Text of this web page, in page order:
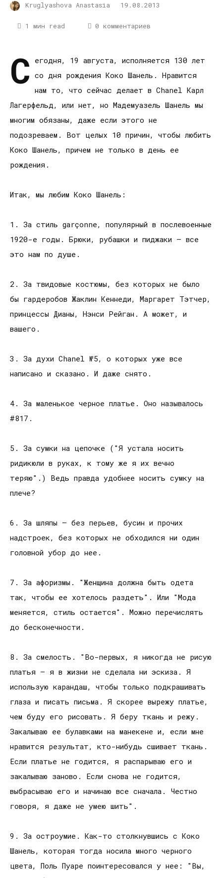
Kruglyashova Anastasia 19.08.2013
1 мин read 0 комментариев
С егодня, 19 августа, исполняется 130 лет
со дня рождения Коко Шанель. Нравится
нам то, что сейчас делает в Chanel Карл
Лагерфельд, или нет, но Мадемуазель Шанель мы
многим обязаны, даже если этого не
подозреваем. Вот целых 10 причин, чтобы любить
Коко Шанель, причем не только в день ее
рождения.
Итак, мы любим Коко Шанель:
1. За стиль garçonne, популярный в послевоенные
1920-е годы. Брюки, рубашки и пиджаки – все
это нам по душе.
2. За твидовые костюмы, без которых не было
бы гардеробов Жаклин Кеннеди, Маргарет Тэтчер,
принцессы Дианы, Нэнси Рейган. А может, и
вашего.
3. За духи Chanel №5, о которых уже все
написано и сказано. И даже снято.
4. За маленькое черное платье. Оно называлось
#817.
5. За сумки на цепочке ("Я устала носить
ридикюли в руках, к тому же я их вечно
теряю".) Ведь правда удобнее носить сумку на
плече?
6. За шляпы — без перьев, бусин и прочих
надстроек, без которых не обходился ни один
головной убор до нее.
7. За афоризмы. "Женщина должна быть одета
так, чтобы ее хотелось раздеть". Или "Мода
меняется, стиль остается". Можно перечислять
до бесконечности.
8. За смелость. "Во-первых, я никогда не рисую
платья — я в жизни не сделала ни эскиза. Я
использую карандаш, чтобы только подкрашивать
глаза и писать письма. Я скорее вырежу платье,
чем буду его рисовать. Я беру ткань и режу.
Закалываю ее булавками на манекене и, если мне
нравится результат, кто-нибудь сшивает ткань.
Если платье не годится, я распарываю его и
закалываю заново. Если снова не годится,
выбрасываю его и начинаю все сначала. Честно
говоря, я даже не умею шить".
9. За остроумие. Как-то столкнувшись с Коко
Шанель, которая тогда носила много черного
цвета, Поль Пуаре поинтересовался у нее: "Вы,